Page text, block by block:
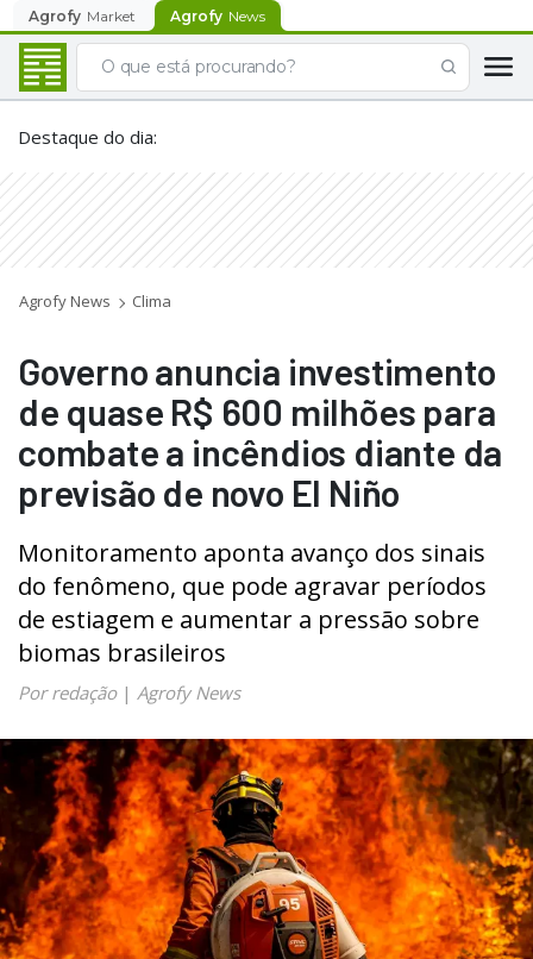
Agrofy Market Agrofy News
Destaque do dia:
Agrofy News Clima
Governo anuncia investimento
de quase R$ 600 milhões para
combate a incêndios diante da
previsão de novo El Niño
Monitoramento aponta avanço dos sinais
do fenômeno, que pode agravar períodos
de estiagem e aumentar a pressão sobre
biomas brasileiros
Por redação| Agrofy News